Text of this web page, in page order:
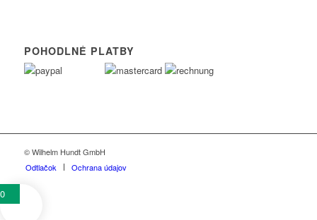
POHODLNÉ PLATBY
© Wilhelm Hundt GmbH
Odtlačok
Ochrana údajov
0